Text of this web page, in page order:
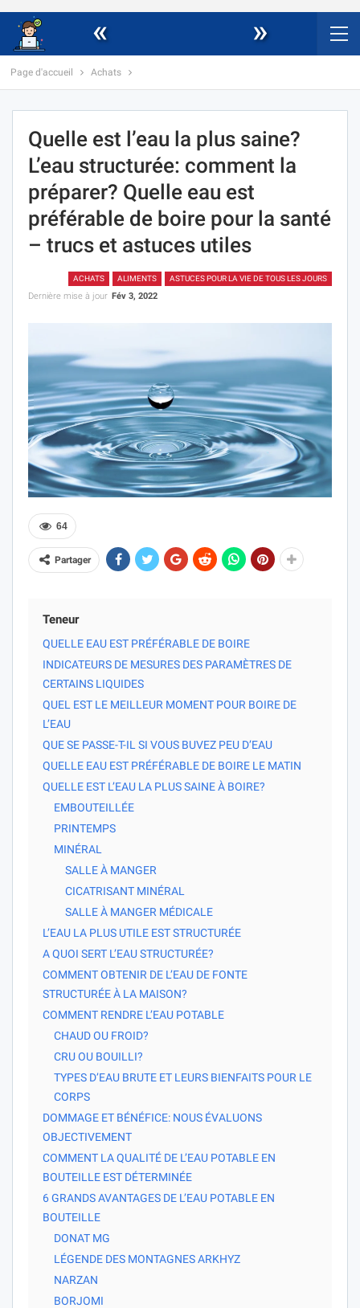
« »
Page d'accueil Achats
Quelle est l’eau la plus saine?
L’eau structurée: comment la
préparer? Quelle eau est
préférable de boire pour la santé
– trucs et astuces utiles
ACHATS ALIMENTS ASTUCES POUR LA VIE DE TOUS LES JOURS
Dernière mise à jour Fév 3, 2022
64
Partager
Teneur
QUELLE EAU EST PRÉFÉRABLE DE BOIRE
INDICATEURS DE MESURES DES PARAMÈTRES DE
CERTAINS LIQUIDES
QUEL EST LE MEILLEUR MOMENT POUR BOIRE DE
L’EAU
QUE SE PASSE-T-IL SI VOUS BUVEZ PEU D’EAU
QUELLE EAU EST PRÉFÉRABLE DE BOIRE LE MATIN
QUELLE EST L’EAU LA PLUS SAINE À BOIRE?
EMBOUTEILLÉE
PRINTEMPS
MINÉRAL
SALLE À MANGER
CICATRISANT MINÉRAL
SALLE À MANGER MÉDICALE
L’EAU LA PLUS UTILE EST STRUCTURÉE
A QUOI SERT L’EAU STRUCTURÉE?
COMMENT OBTENIR DE L’EAU DE FONTE
STRUCTURÉE À LA MAISON?
COMMENT RENDRE L’EAU POTABLE
CHAUD OU FROID?
CRU OU BOUILLI?
TYPES D’EAU BRUTE ET LEURS BIENFAITS POUR LE
CORPS
DOMMAGE ET BÉNÉFICE: NOUS ÉVALUONS
OBJECTIVEMENT
COMMENT LA QUALITÉ DE L’EAU POTABLE EN
BOUTEILLE EST DÉTERMINÉE
6 GRANDS AVANTAGES DE L’EAU POTABLE EN
BOUTEILLE
DONAT MG
LÉGENDE DES MONTAGNES ARKHYZ
NARZAN
BORJOMI